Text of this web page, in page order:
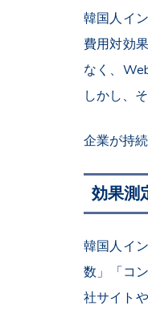
韓国人イ
費用対効
なく、
しかし、
企業が持
効果測
韓国人イ
数」「コ
社サイト